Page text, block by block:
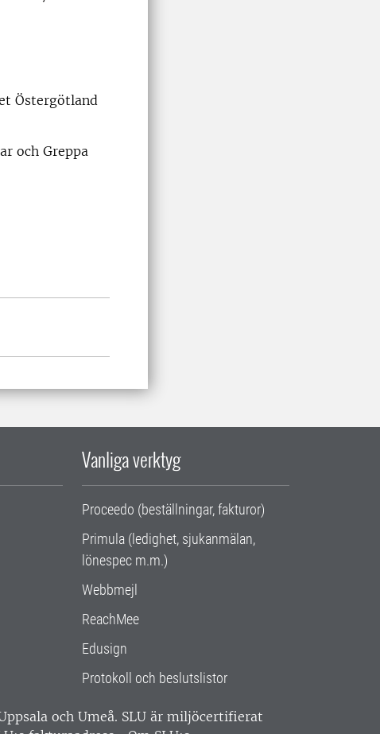
Östergötland
och Greppa
Vanliga verktyg
Proceedo (beställningar, fakturor)
Primula (ledighet, sjukanmälan,
lönespec m.m.)
Webbmejl
ReachMee
Edusign
Protokoll och beslutslistor
och Umeå. SLU är miljöcertifierat